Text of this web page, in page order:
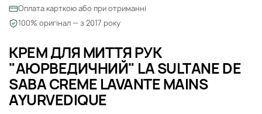
КРЕМ ДЛЯ МИТТЯ РУК
"АЮРВЕДИЧНИЙ" LA SULTANE DE
SABA CREME LAVANTE MAINS
AYURVEDIQUE
Оплата карткою або при отриманні
100% оригінал — з 2017 року